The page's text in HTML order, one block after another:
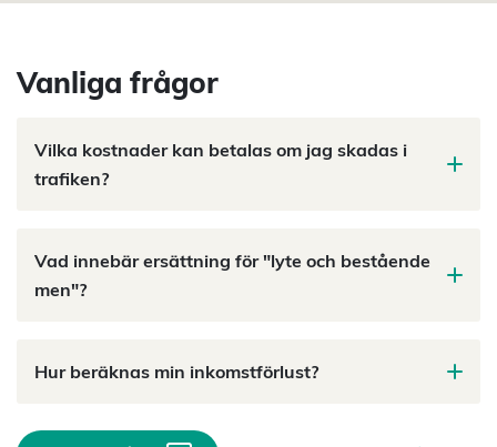
Vanliga frågor
Vilka kostnader kan betalas om jag skadas i
trafiken?
Vad innebär ersättning för "lyte och bestående
men"?
Hur beräknas min inkomstförlust?